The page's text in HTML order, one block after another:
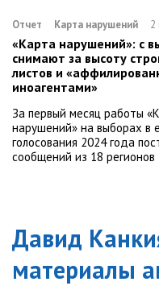
Отчет Карта нарушений 2
«Карта нарушений»: с
снимают за высоту
листов и
иноагентами»
За первый месяц работы
нарушений» на выборах в
голосования 2024 года
сообщений из 18 регионов
Давид
материалы